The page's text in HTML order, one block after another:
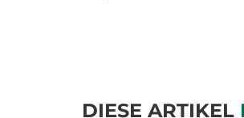
DIESE ARTIKEL